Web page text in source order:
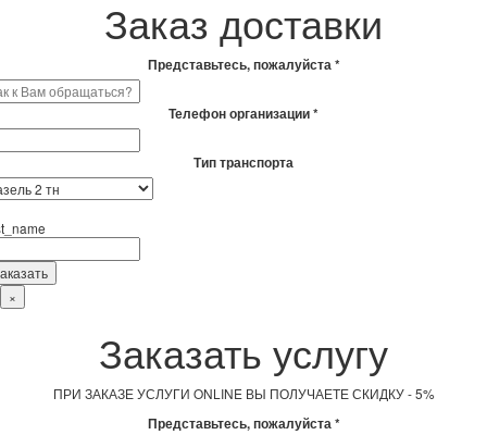
Заказ доставки
Представьтесь, пожалуйста *
Телефон организации *
Тип транспорта
×
Заказать услугу
ПРИ ЗАКАЗЕ УСЛУГИ ONLINE ВЫ ПОЛУЧАЕТЕ СКИДКУ - 5%
Представьтесь, пожалуйста *